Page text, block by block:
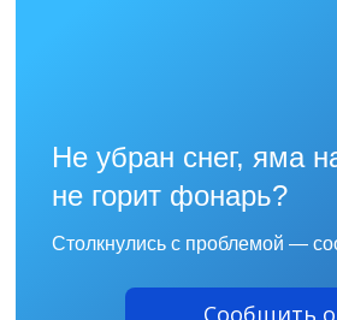
Не убран снег, яма
не горит фонарь?
Столкнулись с проблемой —
Сообщить о